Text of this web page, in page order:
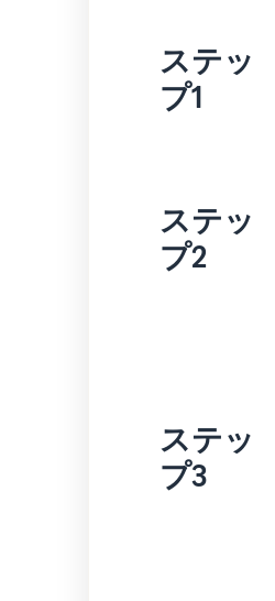
ステッ
プ1
ステッ
プ2
ステッ
プ3